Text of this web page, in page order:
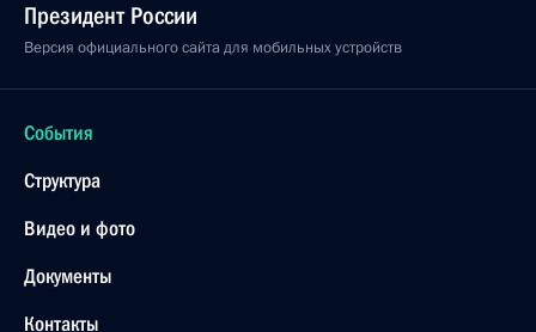
Президент России
Версия официального сайта для мобильных устройств
События
Структура
Видео и фото
Документы
Контакты